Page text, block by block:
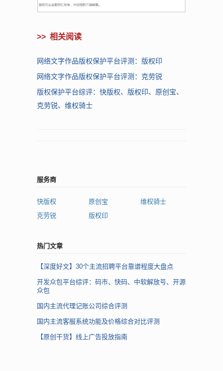
>> 相关阅读
网络文字作品版权保护平台评测：版权印
网络文字作品版权保护平台评测：克劳锐
版权保护平台综评：快版权、版权印、原创宝、
克劳锐、维权骑士
服务商
快版权 原创宝
维权骑士
克劳锐
版权印
热门文章
【深度好文】30个主流招聘平台靠谱程度大盘点
开发众包平台综评：码市、快码、中软解放号、开源
众包
国内主流代理记账公司综合评测
国内主流客服系统功能及价格综合对比评测
【原创干货】线上广告投放指南